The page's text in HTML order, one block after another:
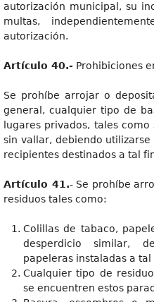
autorización municipal, su
multas,
autorización.
Artículo 40.- Prohibiciones
Se prohíbe arrojar o
general, cualquier tipo de
lugares privados, tales
sin vallar, debiendo
recipientes destinados a tal
Artículo 41.- Se prohíbe
residuos tales como:
Colillas de tabaco,
desperdicio similar,
papeleras instaladas a tal
Cualquier tipo de
se encuentren estos